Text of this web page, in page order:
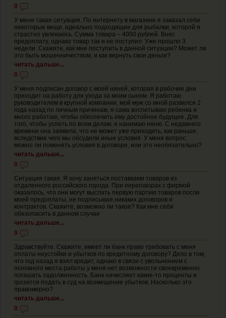
0
У меня такая ситуация. По интернету в магазине я заказал себе
некоторые вещи, идеально подходящие для рыбалки, которой я
страстно увлекаюсь. Сумма товара – 4000 рублей. Внес
предоплату, однако товар так и не поступил. Уже прошло 3
недели. Скажите, как мне поступить в данной ситуации? Может ли
это быть мошенничеством, и как вернуть свои деньги?
читать дальше...
0
У меня подписан договор с моей няней, которая в рабочие дни
приходит на работу для ухода за моим сыном. Я работаю
руководителем в крупной компании, мой муж со мной развелся 2
года назад по личным причинам, я сама воспитываю ребенка и
много работаю, чтобы обеспечить ему достойное будущее. Для
того, чтобы успеть по всем делам, я нанимаю няню. С недавнего
времени она заявила, что не может уже приходить, как раньше,
вследствие чего мы обсудили иные условия. У меня вопрос:
можно ли поменять условия в договоре, или это необязательно?
читать дальше...
0
Ситуация такая. Я хочу заняться поставками товаров из
отдаленного российского города. При переговорах с фирмой
оказалось, что они могут выслать первую партию товаров после
моей предоплаты, не подписывая никаких договоров и
контрактов. Скажите, возможно ли такое? Как мне себя
обезопасить в данном случае
читать дальше...
0
Здравствуйте. Скажите, имеет ли банк право требовать с меня
оплаты неустойки и убытков по кредитному договору? Дело в том,
что год назад я взял кредит, однако в связи с увольнением с
основного места работы у меня нет возможности своевременно
погашать задолженность. Банк начисляет какие-то проценты и
грозится подать в суд на возмещение убытков. Насколько это
правомерно?
читать дальше...
0